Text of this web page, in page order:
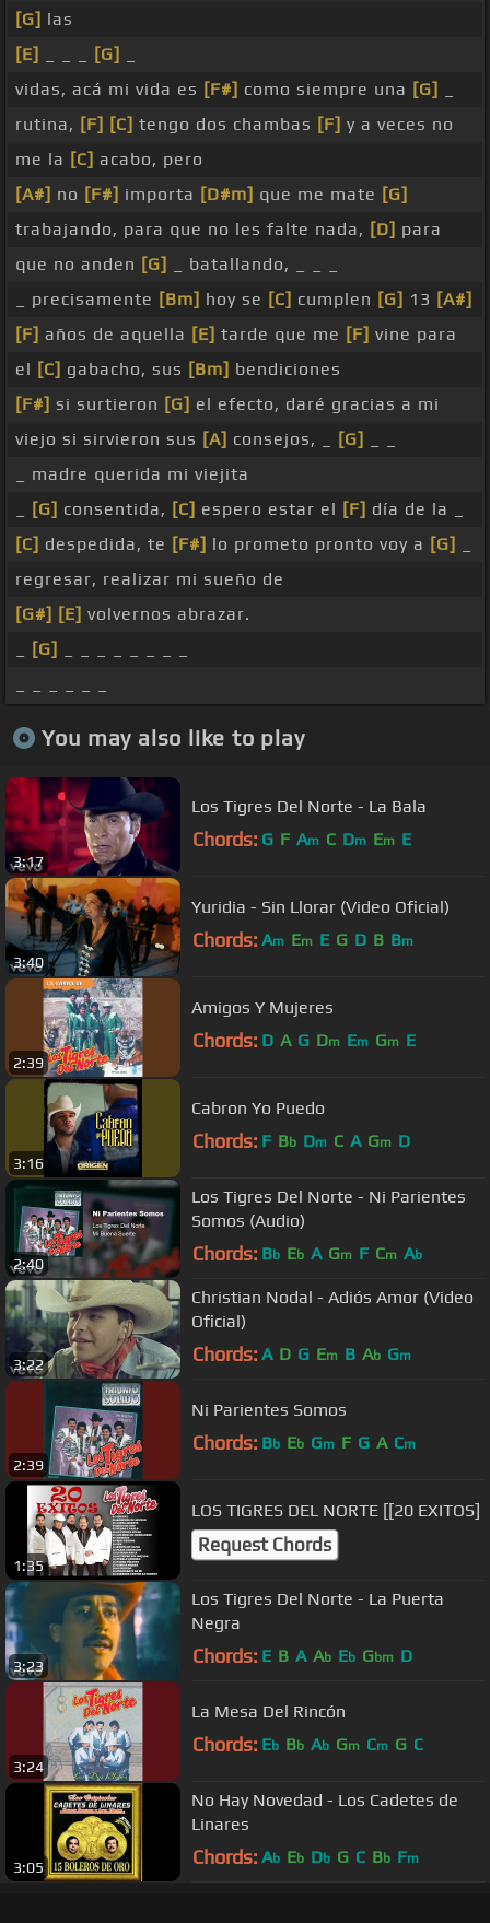
[G] las
[E]
[G]
vidas, acá mi vida es [F#] como siempre una [G]
rutina, [F] [C] tengo dos chambas [F] y a veces no
me la [C] acabo, pero
[A#] no [F#] importa [D#m] que me mate [G]
trabajando, para que no les falte nada, [D] para
que no anden [G]
_ batallando, _ _ _
_ precisamente [Bm] hoy se [C] cumplen [G] 13 [A#]
[F] años de aquella [E] tarde que me [F] vine para
el [C] gabacho, sus [Bm] bendiciones
[F#] si surtieron [G] el efecto, daré gracias a mi
viejo si sirvieron sus [A] consejos, _ [G]
_ madre querida mi viejita
[G] consentida, [C] espero estar el [F] día de la _
[C] despedida, te [F#] lo prometo pronto voy a [G]
regresar, realizar mi sueño de
[G#] [E] volvernos abrazar.
[G]
You may also like to play
3:17
Los Tigres Del Norte - La Bala
Chords: G F Am C Dm Em E
3:40
Yuridia - Sin Llorar (Video Oficial)
Chords: Am Em E G D B Bm
2:39
Amigos Y Mujeres
Chords: D A G Dm Em Gm E
3:16
Cabron Yo Puedo
Chords: F Bb Dm C A Gm D
2:40
Los Tigres Del Norte - Ni Parientes
Somos (Audio)
Chords: Bb Eb A Gm F Cm Ab
3:22
Christian Nodal - Adiós Amor (Video
Oficial)
Chords: A D G Em B Ab Gm
2:39
Ni Parientes Somos
Chords: Bb Eb Gm F G A Cm
1:35
LOS TIGRES DEL NORTE [[20 EXITOS]
Request Chords
3:23
Los Tigres Del Norte - La Puerta
Negra
Chords: E B A Ab Eb Gbm D
3:24
La Mesa Del Rincón
Chords: Eb Bb Ab Gm Cm G C
3:05
No Hay Novedad - Los Cadetes de
Linares
Chords: Ab Eb Db G C Bb Fm